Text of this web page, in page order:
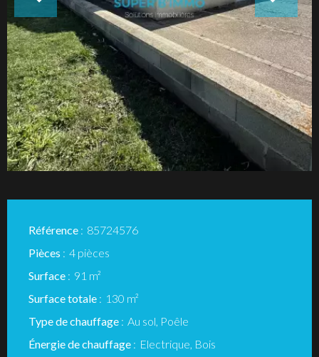
Référence
85724576
Pièces
4 pièces
Surface
91 m²
Surface totale
130 m²
Type de chauffage
Au sol, Poêle
Énergie de chauffage
Electrique, Bois